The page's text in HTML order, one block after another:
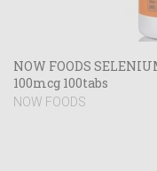
NOW FOODS
100mcg 100tabs
NOW FOODS